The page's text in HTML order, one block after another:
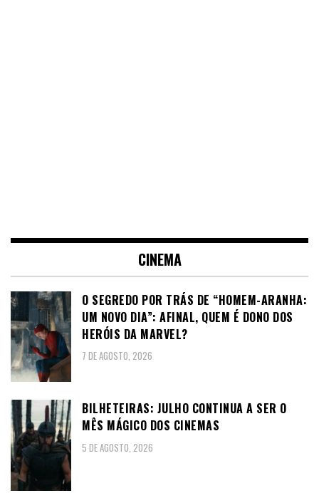
CINEMA
O SEGREDO POR TRÁS DE “HOMEM-ARANHA:
UM NOVO DIA”: AFINAL, QUEM É DONO DOS
HERÓIS DA MARVEL?
7 DE AGOSTO, 2026
BILHETEIRAS: JULHO CONTINUA A SER O
MÊS MÁGICO DOS CINEMAS
5 DE AGOSTO, 2026